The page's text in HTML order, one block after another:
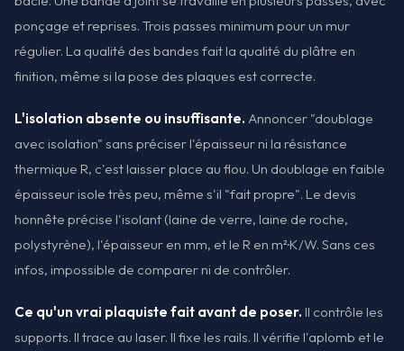
ponçage et reprises. Trois passes minimum pour un mur
régulier. La qualité des bandes fait la qualité du plâtre en
finition, même si la pose des plaques est correcte.
L'isolation absente ou insuffisante. Annoncer "doublage
avec isolation" sans préciser l'épaisseur ni la résistance
thermique R, c'est laisser place au flou. Un doublage en faible
épaisseur isole très peu, même s'il "fait propre". Le devis
honnête précise l'isolant (laine de verre, laine de roche,
polystyrène), l'épaisseur en mm, et le R en m²·K/W. Sans ces
infos, impossible de comparer ni de contrôler.
Ce qu'un vrai plaquiste fait avant de poser. Il contrôle les
supports. Il trace au laser. Il fixe les rails. Il vérifie l'aplomb et le